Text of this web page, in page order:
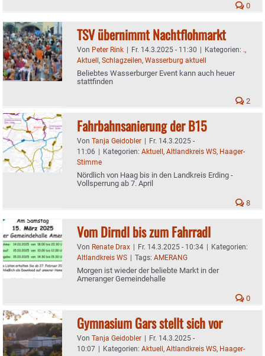
0
TSV übernimmt Nachtflohmarkt
Von Peter Rink | Fr. 14.3.2025 - 11:30 | Kategorien: .,
Aktuell, Schlagzeilen, Wasserburg aktuell
Beliebtes Wasserburger Event kann auch heuer
stattfinden
2
Fahrbahnsanierung der B15
Von Tanja Geidobler | Fr. 14.3.2025 -
11:06 | Kategorien: Aktuell, Altlandkreis WS, Haager-
Stimme
Nördlich von Haag bis in den Landkreis Erding -
Vollsperrung ab 7. April
8
Vom Dirndl bis zum Fahrradl
Von Renate Drax | Fr. 14.3.2025 - 10:34 | Kategorien:
Altlandkreis WS | Tags: AMERANG
Morgen ist wieder der beliebte Markt in der
Ameranger Gemeindehalle
0
Gymnasium Gars stellt sich vor
Von Tanja Geidobler | Fr. 14.3.2025 -
10:07 | Kategorien: Aktuell, Altlandkreis WS, Haager-